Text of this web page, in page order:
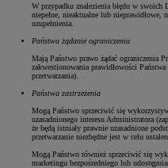
W przypadku znalezienia błędu w swoich
niepełne, nieaktualne lub nieprawidłowe,
uzupełnienia.
Państwa żądanie ograniczenia
Mają Państwo prawo żądać ograniczenia
zakwestionowania prawidłowości
przetwarzania).
Państwa zastrzeżenia
Mogą Państwo sprzeciwić się
uzasadnionego interesu Administratora
że będą istniały prawnie uzasadnione
przetwarzanie niezbędne jest w celu
Mogą Państwo również sprzeciwić się
marketingu bezpośredniego lub